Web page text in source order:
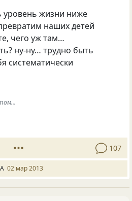
жизни ниже
наших детей
чего уж там…
ну-ну… трудно быть
систематически
107
02 мар 2013